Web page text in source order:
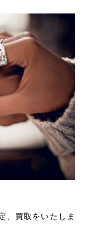
、買取をいたしま